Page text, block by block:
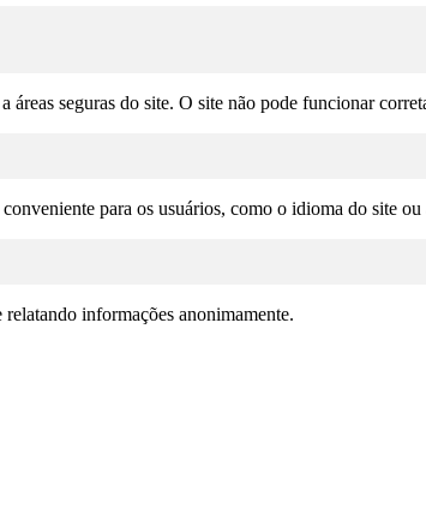
seguras do site. O site não pode funcionar
para os usuários, como o idioma do site
informações anonimamente.